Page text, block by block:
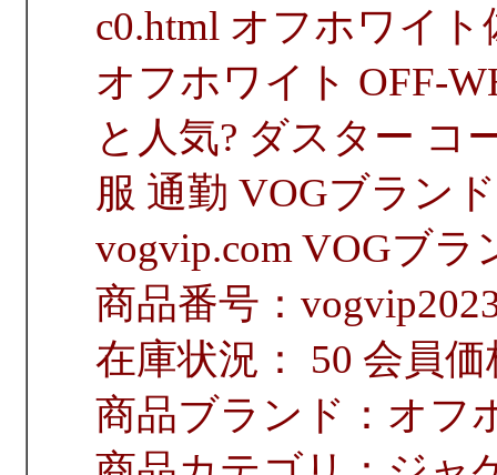
c0.html オフホワイ
オフホワイト OFF-
と人気? ダスター コ
服 通勤 VOGブラン
vogvip.com VOGブ
商品番号：
在庫状況： 50 会員価
商品ブランド：オフ